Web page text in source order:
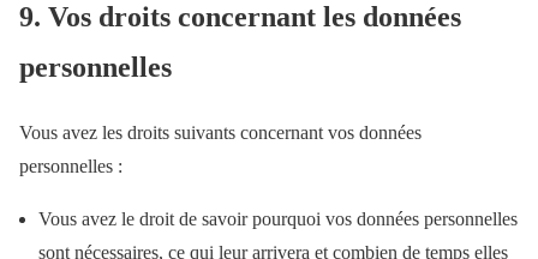
9. Vos droits concernant les données
personnelles
Vous avez les droits suivants concernant vos données
personnelles :
Vous avez le droit de savoir pourquoi vos données personnelles
sont nécessaires, ce qui leur arrivera et combien de temps elles